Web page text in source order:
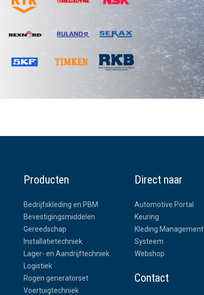
Producten
Bedrijfskleding en PBM
Bevestigingsmiddelen
Gereedschap
Installatietechniek
Lager- en Aandrijftechniek
Logistiek
Rogen generatorset
Voertuigtechniek
Direct naar
Automotive Portal
Keuring
Kleding Management
Systeem
Webshop
Contact